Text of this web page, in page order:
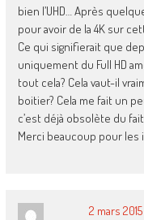
bien l’UHD… Après
pour avoir de la 4K sur
Ce qui signifierait que
uniquement du Full HD
tout cela? Cela vaut-il
boitier? Cela me fait un
c’est déjà obsolète du
Merci beaucoup pour les
2 mars